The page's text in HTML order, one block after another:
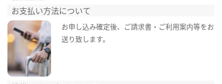
お支払い方法について
お申し込み確定後、ご請求書・ご利用案内等をお
送り致します。